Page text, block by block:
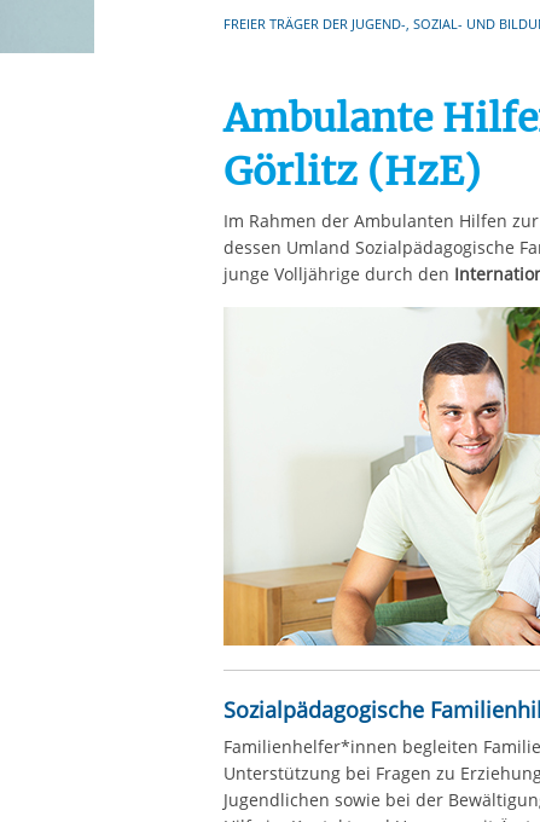
der von Ihnen
aufgrund berechtigter
FREIER TRÄGER DER JUGEND-, SOZIAL- UND
Ambulante
Görlitz (HzE)
Im Rahmen der Ambulanten Hilfen
dessen Umland Sozialpädagogische
junge Volljährige durch den
Sozialpädagogische
Familienhelfer*innen begleiten
Unterstützung bei Fragen zu
Jugendlichen sowie bei der